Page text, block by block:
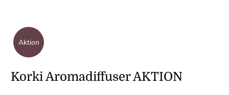
Aktion
Korki Aromadiffuser AKTION